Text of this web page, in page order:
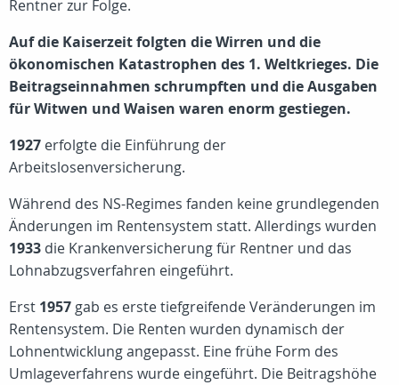
Rentner zur Folge.
Auf die Kaiserzeit folgten die Wirren und die
ökonomischen Katastrophen des 1. Weltkrieges. Die
Beitragseinnahmen schrumpften und die Ausgaben
für Witwen und Waisen waren enorm gestiegen.
1927 erfolgte die Einführung der
Arbeitslosenversicherung.
Während des NS-Regimes fanden keine grundlegenden
Änderungen im Rentensystem statt. Allerdings wurden
1933 die Krankenversicherung für Rentner und das
Lohnabzugsverfahren eingeführt.
Erst 1957 gab es erste tiefgreifende Veränderungen im
Rentensystem. Die Renten wurden dynamisch der
Lohnentwicklung angepasst. Eine frühe Form des
Umlageverfahrens wurde eingeführt. Die Beitragshöhe